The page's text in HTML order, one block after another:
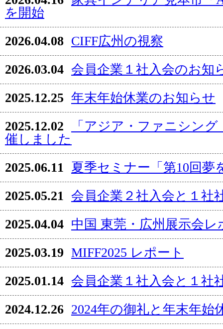
を開始
2026.04.08 CIFF広州の視察
2026.03.04 会員企業１社入会のお知
2025.12.25 年末年始休業のお知らせ
2025.12.02
「アジア・ファニシン
催しました
2025.06.11 夏季セミナー「第10回夢
2025.05.21 会員企業２社入会と１社
2025.04.04 中国 東莞・広州展示会レ
2025.03.19 MIFF2025 レポート
2025.01.14 会員企業１社入会と１社
2024.12.26 2024年の御礼と年末年始